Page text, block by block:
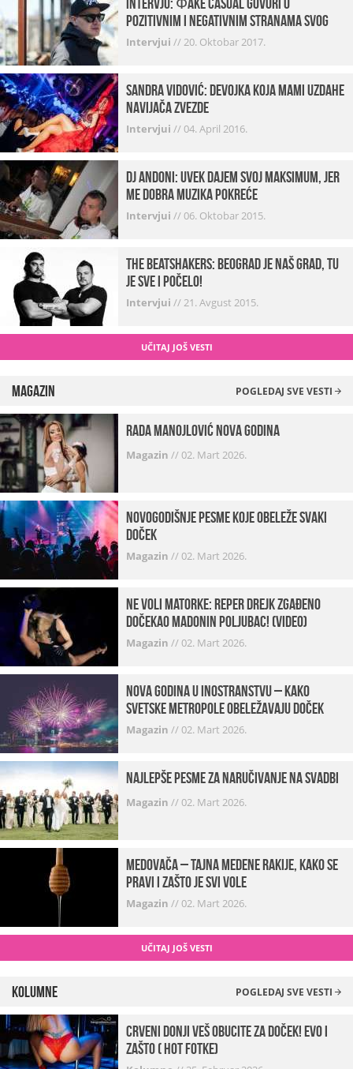
pozitivnim i negativnim stranama svog
posla, počecima, omiljenim mestima …
Intervjui //20. Oktobar 2017.
Sandra Vidović: devojka koja mami uzdahe
navijača Zvezde
Intervjui //04. April 2016.
Dj Andoni: Uvek dajem svoj maksimum, jer
me dobra muzika pokreće
Intervjui //06. Oktobar 2015.
The Beatshakers: Beograd je naš grad, tu
je sve i počelo!
Intervjui //21. Avgust 2015.
UČITAJ JOŠ VESTI
Magazin POGLEDAJ SVE VESTI
Rada Manojlović Nova godina
Magazin //02. Mart 2026.
Novogodišnje pesme koje obeleže svaki
Doček
Magazin //02. Mart 2026.
Ne voli matorke: Reper Drejk zgađeno
dočekao Madonin poljubac! (VIDEO)
Magazin //02. Mart 2026.
Nova godina u inostranstvu – kako
svetske metropole obeležavaju doček
Magazin //02. Mart 2026.
Najlepše pesme za naručivanje na svadbi
Magazin //02. Mart 2026.
Medovača – tajna medene rakije, kako se
pravi i zašto je svi vole
Magazin //02. Mart 2026.
UČITAJ JOŠ VESTI
Kolumne POGLEDAJ SVE VESTI
Crveni donji veš obucite za doček! Evo i
zašto ( hot fotke)